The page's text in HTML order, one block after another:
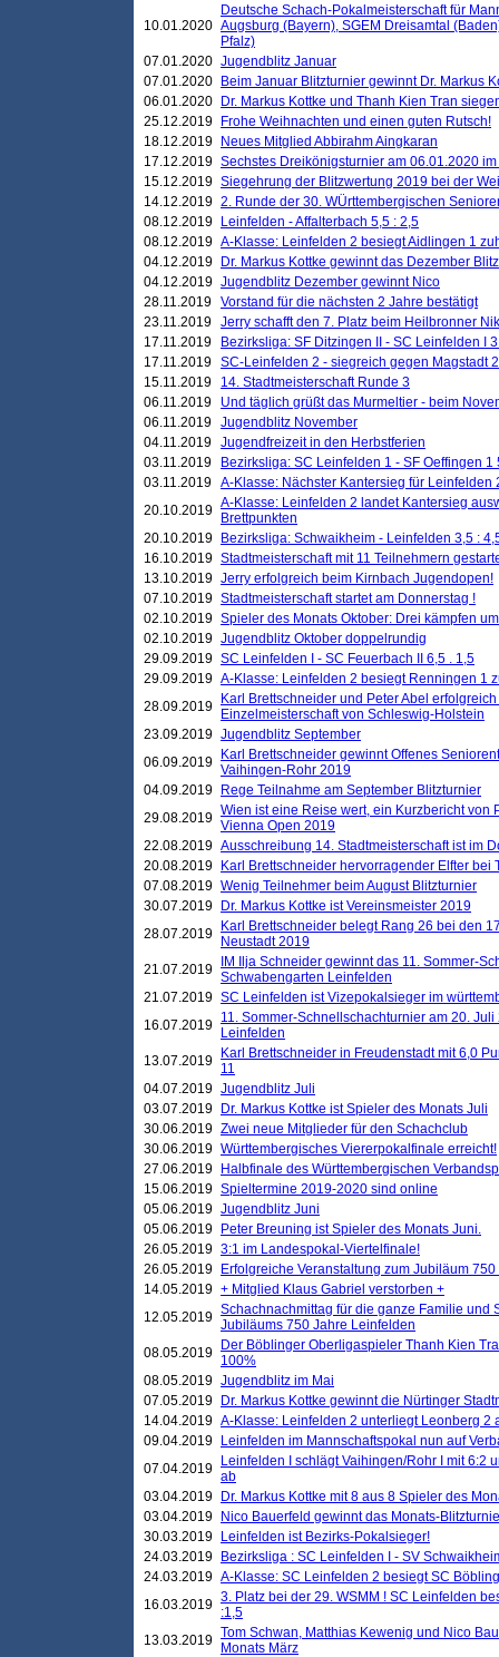
10.01.2020
Deutsche Schach-Pokalmeisterschaft für
Augsburg (Bayern), SGEM Dreisamtal
Pfalz)
07.01.2020 Jugendblitz Januar
07.01.2020
Beim Januar Blitzturnier gewinnt Dr. Markus
06.01.2020
Dr. Markus Kottke und Thanh Kien Tran
25.12.2019
Frohe Weihnachten und einen guten Rutsch!
18.12.2019
Neues Mitglied Abbirahm Aingkaran
17.12.2019 Sechstes Dreikönigsturnier am 06.01.2020
15.12.2019 Siegehrung der Blitzwertung 2019 bei der
14.12.2019 2. Runde der 30. WÜrttembergischen
08.12.2019
Leinfelden - Affalterbach 5,5 : 2,5
08.12.2019 A-Klasse: Leinfelden 2 besiegt Aidlingen 1
04.12.2019
Dr. Markus Kottke gewinnt das Dezember
04.12.2019 Jugendblitz Dezember gewinnt Nico
28.11.2019 Vorstand für die nächsten 2 Jahre bestätigt
23.11.2019 Jerry schafft den 7. Platz beim Heilbronner
17.11.2019
Bezirksliga: SF Ditzingen II - SC Leinfelden I
17.11.2019 SC-Leinfelden 2 - siegreich gegen Magstadt 2
15.11.2019
14. Stadtmeisterschaft Runde 3
06.11.2019
Und täglich grüßt das Murmeltier - beim
06.11.2019 Jugendblitz November
04.11.2019 Jugendfreizeit in den Herbstferien
03.11.2019
Bezirksliga: SC Leinfelden 1 - SF Oeffingen 1
03.11.2019 A-Klasse: Nächster Kantersieg für Leinfelden
20.10.2019 A-Klasse: Leinfelden 2 landet Kantersieg
Brettpunkten
20.10.2019
Bezirksliga: Schwaikheim - Leinfelden 3,5 :
16.10.2019 Stadtmeisterschaft mit 11 Teilnehmern
13.10.2019 Jerry erfolgreich beim Kirnbach Jugendopen!
07.10.2019 Stadtmeisterschaft startet am Donnerstag !
02.10.2019 Spieler des Monats Oktober: Drei kämpfen
02.10.2019 Jugendblitz Oktober doppelrundig
29.09.2019 SC Leinfelden I - SC Feuerbach II 6,5 . 1,5
29.09.2019 A-Klasse: Leinfelden 2 besiegt Renningen 1
28.09.2019
Karl Brettschneider und Peter Abel
Einzelmeisterschaft von Schleswig-Holstein
23.09.2019 Jugendblitz September
06.09.2019
Karl Brettschneider gewinnt Offenes
Vaihingen-Rohr 2019
04.09.2019
Rege Teilnahme am September Blitzturnier
29.08.2019 Wien ist eine Reise wert, ein Kurzbericht von
Vienna Open 2019
22.08.2019 Ausschreibung 14. Stadtmeisterschaft ist im
20.08.2019
Karl Brettschneider hervorragender Elfter bei
07.08.2019 Wenig Teilnehmer beim August Blitzturnier
30.07.2019
Dr. Markus Kottke ist Vereinsmeister 2019
28.07.2019
Karl Brettschneider belegt Rang 26 bei den
Neustadt 2019
21.07.2019
IM Ilja Schneider gewinnt das 11. Sommer-
Schwabengarten Leinfelden
21.07.2019 SC Leinfelden ist Vizepokalsieger im
16.07.2019 11. Sommer-Schnellschachturnier am 20.
Leinfelden
13.07.2019
Karl Brettschneider in Freudenstadt mit 6,0
11
04.07.2019 Jugendblitz Juli
03.07.2019
Dr. Markus Kottke ist Spieler des Monats Juli
30.06.2019 Zwei neue Mitglieder für den Schachclub
30.06.2019 Württembergisches Viererpokalfinale erreicht!
27.06.2019
Halbfinale des Württembergischen
15.06.2019 Spieltermine 2019-2020 sind online
05.06.2019 Jugendblitz Juni
05.06.2019
Peter Breuning ist Spieler des Monats Juni.
26.05.2019 3:1 im Landespokal-Viertelfinale!
26.05.2019
Erfolgreiche Veranstaltung zum Jubiläum
14.05.2019 + Mitglied Klaus Gabriel verstorben +
12.05.2019 Schachnachmittag für die ganze Familie und
Jubiläums 750 Jahre Leinfelden
08.05.2019
Der Böblinger Oberligaspieler Thanh Kien
100%
08.05.2019 Jugendblitz im Mai
07.05.2019
Dr. Markus Kottke gewinnt die Nürtinger
14.04.2019 A-Klasse: Leinfelden 2 unterliegt Leonberg 2
09.04.2019
Leinfelden im Mannschaftspokal nun auf
07.04.2019
Leinfelden I schlägt Vaihingen/Rohr I mit 6:2
ab
03.04.2019
Dr. Markus Kottke mit 8 aus 8 Spieler des
03.04.2019
Nico Bauerfeld gewinnt das Monats-
30.03.2019
Leinfelden ist Bezirks-Pokalsieger!
24.03.2019
Bezirksliga : SC Leinfelden I - SV
24.03.2019 A-Klasse: SC Leinfelden 2 besiegt SC
16.03.2019 3. Platz bei der 29. WSMM ! SC Leinfelden
:1,5
13.03.2019 Tom Schwan, Matthias Kewenig und Nico
Monats März